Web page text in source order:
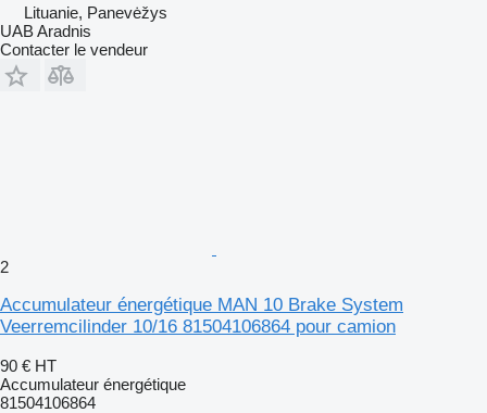
Lituanie, Panevėžys
UAB Aradnis
Contacter le vendeur
2
Accumulateur énergétique MAN 10 Brake System
Veerremcilinder 10/16 81504106864 pour camion
90 € HT
Accumulateur énergétique
81504106864